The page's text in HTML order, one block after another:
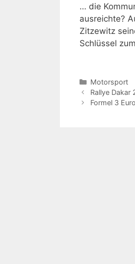
… die
ausreichte?
Zitzewitz
Schlüssel
Kategorien
Motorsport
Rallye Dakar
Formel 3